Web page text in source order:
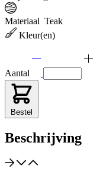
Materiaal Teak
Kleur(en)
Aantal
Bestel
Beschrijving